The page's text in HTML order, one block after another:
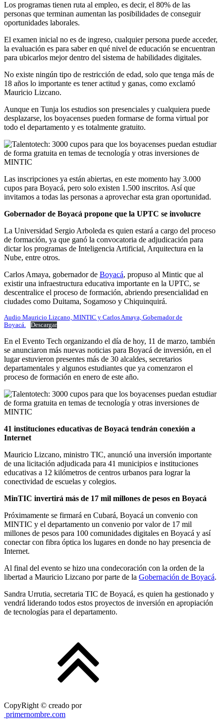
Los programas tienen ruta al empleo, es decir, el 80% de las
personas que terminan aumentan las posibilidades de conseguir
oportunidades laborales.
El examen inicial no es de ingreso, cualquier persona puede acceder,
la evaluación es para saber en qué nivel de educación se encuentran
para ubicarlos mejor dentro del sistema de habilidades digitales.
No existe ningún tipo de restricción de edad, solo que tenga más de
18 años lo importante es tener actitud y ganas, como exclamó
Mauricio Lizcano.
Aunque en Tunja los estudios son presenciales y cualquiera puede
desplazarse, los boyacenses pueden formarse de forma virtual por
todo el departamento y es totalmente gratuito.
Las inscripciones ya están abiertas, en este momento hay 3.000
cupos para Boyacá, pero solo existen 1.500 inscritos. Así que
invitamos a todas las personas a aprovechar esta gran oportunidad.
Gobernador de Boyacá propone que la UPTC se involucre
La Universidad Sergio Arboleda es quien estará a cargo del proceso
de formación, ya que ganó la convocatoria de adjudicación para
dictar los programas de Inteligencia Artificial, Arquitectura en la
Nube, entre otros.
Carlos Amaya, gobernador de Boyacá, propuso al Mintic que al
existir una infraestructura educativa importante en la UPTC, se
descentralice el proceso de formación, abriendo presencialidad en
ciudades como Duitama, Sogamoso y Chiquinquirá.
Audio Mauricio Lizcano, MINTIC y Carlos Amaya, Gobernador de
Boyacá.
Descargar
En el Evento Tech organizando el día de hoy, 11 de marzo, también
se anunciaron más nuevas noticias para Boyacá de inversión, en el
lugar estuvieron presentes más de 30 alcaldes, secretarios
departamentales y algunos estudiantes que ya comenzaron el
proceso de formación en enero de este año.
41 instituciones educativas de Boyacá tendrán conexión a
Internet
Mauricio Lizcano, ministro TIC, anunció una inversión importante
de una licitación adjudicada para 41 municipios e instituciones
educativas a 12 kilómetros de centros urbanos para lograr la
conectividad de escuelas y colegios.
MinTIC invertirá más de 17 mil millones de pesos en Boyacá
Próximamente se firmará en Cubará, Boyacá un convenio con
MINTIC y el departamento un convenio por valor de 17 mil
millones de pesos para 100 comunidades digitales en Boyacá y así
conectar con fibra óptica los lugares en donde no hay presencia de
Internet.
Al final del evento se hizo una condecoración con la orden de la
libertad a Mauricio Lizcano por parte de la Gobernación de Boyacá.
Sandra Urrutia, secretaria TIC de Boyacá, es quien ha gestionado y
vendrá liderando todos estos proyectos de inversión en apropiación
de tecnologías para el departamento.
CopyRight © creado por
primernombre.com